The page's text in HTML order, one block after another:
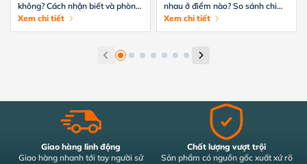
không? Cách nhận biết và phòng
tránh hiệu quả
Xem chi tiết
nhau ở điểm nào? So sánh chi
tiết từ A-Z
Xem chi tiết
Giao hàng linh động
Giao hàng nhanh tới tay người sử
Chất lượng vượt trội
Sản phẩm có nguồn gốc xuất xứ rõ